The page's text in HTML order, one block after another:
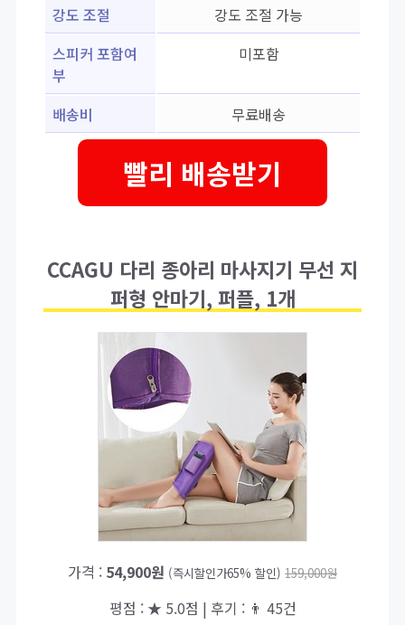
강도 조절
강도 조절 가능
스피커 포함여
부
미포함
배송비 무료배송
빨리 배송받기
CCAGU 다리 종아리 마사지기 무선 지
퍼형 안마기, 퍼플, 1개
가격 : 54,900원 (즉시할인가65% 할인) 159,000원
평점 : ★ 5.0점 | 후기 : 👨‍‍ 45건